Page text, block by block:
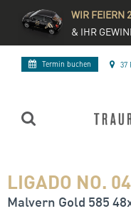
WIR FEIERN
& IHR
Termin buchen 37
LIGADO NO. 04
Malvern Gold 585